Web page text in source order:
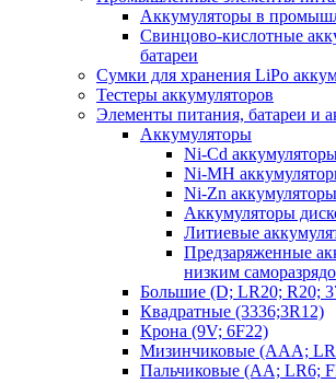
Аккумуляторы в
Свинцово-кислотные
батареи
Сумки для хранения LiPo
Тестеры аккумуляторов
Элементы питания, батареи и
Аккумуляторы
Ni-Cd
Ni-MH
Ni-Zn аккумуляторы
Аккумуляторы
Литиевые
Предзаряженные
низким
Большие (D; LR20; R20;
Квадратные (3336;3R12)
Крона (9V; 6F22)
Мизинчиковые (AAA;
Пальчиковые (AA; LR6;